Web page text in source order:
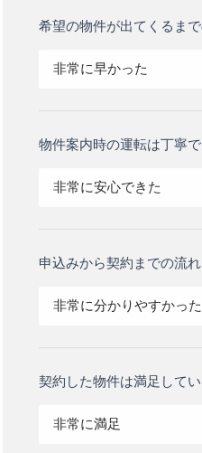
希望の物件が出てくるま
非常に早かった
物件案内時の運転は丁寧
非常に安心できた
申込みから契約までの流
非常に分かりやすかった
契約した物件は満足して
非常に満足